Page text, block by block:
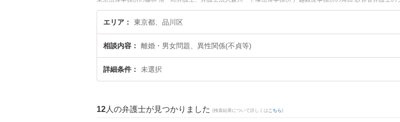
『品川区で土日や夜間に発生した異性関係(不貞等)による離婚問題のトラブルを今すぐに弁護士に相談したい
くの弁護士を検索したい』『初回相談無料で異性関係(不貞等)による離婚問題を法律相談できる品川区内の弁
エリア 東京都、品川区
相談内容 離婚・男女問題、異性関係(不貞等)
詳細条件 未選択
12 人の弁護士が見つかりました (検索結果について詳しくは こちら)